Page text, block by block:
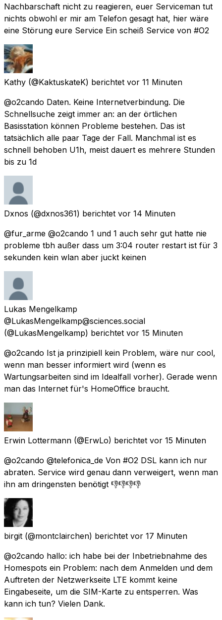
Nachbarschaft nicht zu reagieren, euer Serviceman tut
nichts obwohl er mir am Telefon gesagt hat, hier wäre
eine Störung eure Service Ein scheiß Service von #O2
Kathy (@KaktuskateK) berichtet vor 11 Minuten
@o2cando Daten. Keine Internetverbindung. Die
Schnellsuche zeigt immer an: an der örtlichen
Basisstation können Probleme bestehen. Das ist
tatsächlich alle paar Tage der Fall. Manchmal ist es
schnell behoben U1h, meist dauert es mehrere Stunden
bis zu 1d
Dxnos (@dxnos361) berichtet vor 14 Minuten
@fur_arme @o2cando 1 und 1 auch sehr gut hatte nie
probleme tbh außer dass um 3:04 router restart ist für 3
sekunden kein wlan aber juckt keinen
Lukas Mengelkamp
@LukasMengelkamp@sciences.social
(@LukasMengelkamp) berichtet vor 15 Minuten
@o2cando Ist ja prinzipiell kein Problem, wäre nur cool,
wenn man besser informiert wird (wenn es
Wartungsarbeiten sind im Idealfall vorher). Gerade wenn
man das Internet für's HomeOffice braucht.
Erwin Lottermann (@ErwLo) berichtet vor 15 Minuten
@o2cando @telefonica_de Von #O2 DSL kann ich nur
abraten. Service wird genau dann verweigert, wenn man
ihn am dringensten benötigt 👎👎👎👎
birgit (@montclairchen) berichtet vor 17 Minuten
@o2cando hallo: ich habe bei der Inbetriebnahme des
Homespots ein Problem: nach dem Anmelden und dem
Auftreten der Netzwerkseite LTE kommt keine
Eingabeseite, um die SIM-Karte zu entsperren. Was
kann ich tun? Vielen Dank.